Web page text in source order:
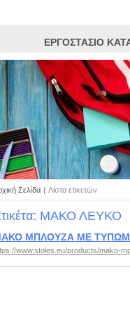
ΕΡΓΟΣΤΑΣΙΟ
Σελίδα | Λίστα ετικετών
ΜΑΚΟ ΛΕΥΚΟ
ΜΠΛΟΥΖΑ ΜΕ
www.stoles.eu/products/mako-